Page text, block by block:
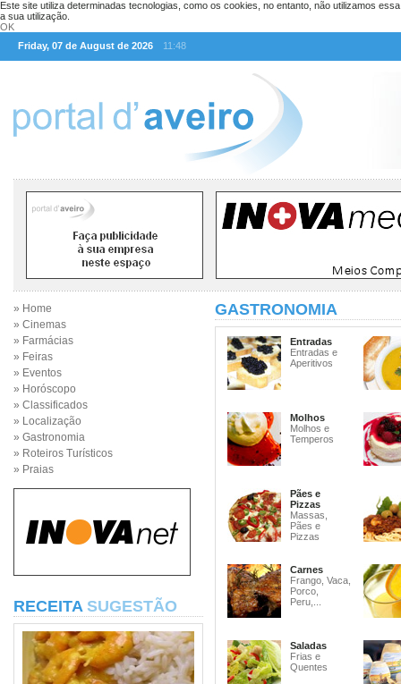
Este site utiliza determinadas tecnologias, como os cookies, no entanto, não utilizamos
a sua utilização.
OK
Friday, 07 de August de 2026
11:48
» Home
» Cinemas
» Farmácias
» Feiras
» Eventos
» Horóscopo
» Classificados
» Localização
» Gastronomia
» Roteiros Turísticos
» Praias
RECEITA SUGESTÃO
GASTRONOMIA
Entradas
Entradas e
Aperitivos
Molhos
Molhos e
Temperos
Pães e
Pizzas
Massas,
Pães e
Pizzas
Carnes
Frango, Vaca,
Porco,
Peru,...
Saladas
Frias e
Quentes